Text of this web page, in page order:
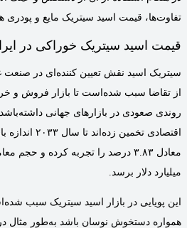
تفاوت‌ها، قیمت اسید سیتریک مایع و پودری
قیمت اسید سیتریک خوراکی در
سیتریک اسید نقش تعیین کننده‌ای در صنعت
از تقاضا سبب شده‌است تا بازار فروش و
روندی صعودی در بازارهای جهانی
اقتصادی
میلیارد دلار برسد.
این پویایی در بازار اسید سیتریک سبب
همواره دستخوش نوسان باشد به‌طور مثال